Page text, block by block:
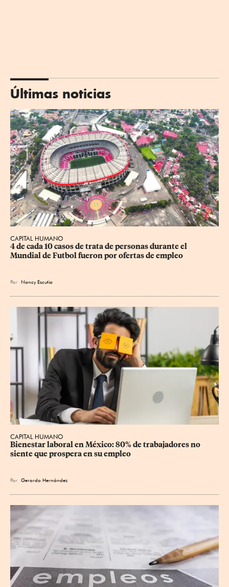
Últimas noticias
CAPITAL HUMANO
4 de cada 10 casos de trata de personas durante el
Mundial de Futbol fueron por ofertas de empleo
Por Nancy Escutia
CAPITAL HUMANO
Bienestar laboral en México: 80% de trabajadores no
siente que prospera en su empleo
Por Gerardo Hernández